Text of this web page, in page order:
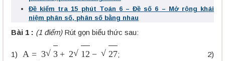
Đề kiểm tra 15 phút Toán 6 – Đề số 6 – Mở rộng khái
niệm phân số, phân số bằng nhau
Bài 1 : (1 điểm)Rút gọn biểu thức sau:
1) A 3+212 −27 ; 2)